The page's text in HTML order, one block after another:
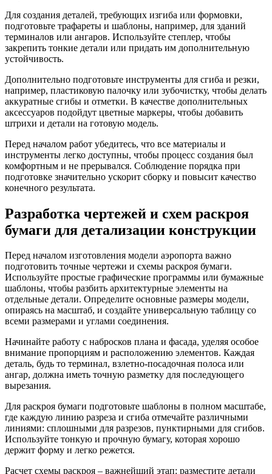
Для создания деталей, требующих изгиба или формовки,
подготовьте трафареты и шаблоны, например, для зданий
терминалов или ангаров. Используйте степлер, чтобы
закрепить тонкие детали или придать им дополнительную
устойчивость.
Дополнительно подготовьте инструменты для сгиба и резки,
например, пластиковую палочку или зубочистку, чтобы делать
аккуратные сгибы и отметки. В качестве дополнительных
аксессуаров подойдут цветные маркеры, чтобы добавить
штрихи и детали на готовую модель.
Перед началом работ убедитесь, что все материалы и
инструменты легко доступны, чтобы процесс создания был
комфортным и не прерывался. Соблюдение порядка при
подготовке значительно ускорит сборку и повысит качество
конечного результата.
Разработка чертежей и схем раскроя
бумаги для детализации конструкции
Перед началом изготовления модели аэропорта важно
подготовить точные чертежи и схемы раскроя бумаги.
Используйте простые графические программы или бумажные
шаблоны, чтобы разбить архитектурные элементы на
отдельные детали. Определите основные размеры модели,
опираясь на масштаб, и создайте универсальную таблицу со
всеми размерами и углами соединения.
Начинайте работу с набросков плана и фасада, уделяя особое
внимание пропорциям и расположению элементов. Каждая
деталь, будь то терминал, взлетно-посадочная полоса или
ангар, должна иметь точную разметку для последующего
вырезания.
Для раскроя бумаги подготовьте шаблоны в полном масштабе,
где каждую линию разреза и сгиба отмечайте различными
линиями: сплошными для разрезов, пунктирными для сгибов.
Используйте тонкую и прочную бумагу, которая хорошо
держит форму и легко режется.
Расчет схемы раскроя – важнейший этап: разместите детали